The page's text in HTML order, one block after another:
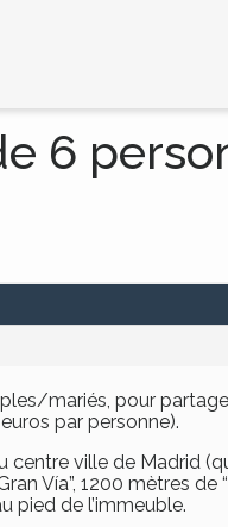
6
mariés, pour
par personne).
ville de Madrid
Vía”, 1200 mètres
pied de l’immeuble.